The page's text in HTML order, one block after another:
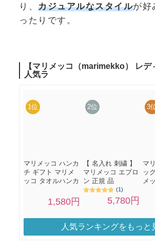
り、 カジュアルなスタイルが好
ったりです。
人気ランキングをもっと